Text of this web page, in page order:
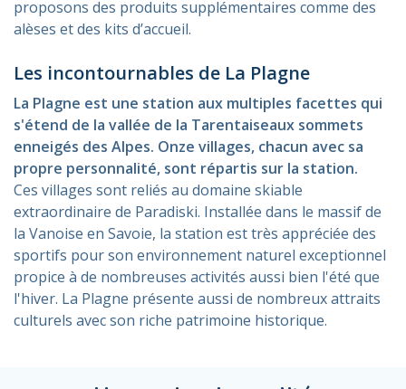
proposons des produits supplémentaires comme des
alèses et des kits d’accueil.
Les incontournables de La Plagne
La Plagne est une station aux multiples facettes qui
s'étend de la vallée de la Tarentaiseaux sommets
enneigés des Alpes. Onze villages, chacun avec sa
propre personnalité, sont répartis sur la station.
Ces villages sont reliés au domaine skiable
extraordinaire de Paradiski. Installée dans le massif de
la Vanoise en Savoie, la station est très appréciée des
sportifs pour son environnement naturel exceptionnel
propice à de nombreuses activités aussi bien l'été que
l'hiver. La Plagne présente aussi de nombreux attraits
culturels avec son riche patrimoine historique.